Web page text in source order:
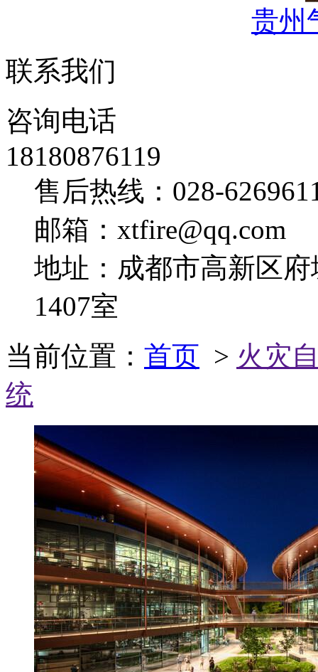
贵州
联系我们
咨询电话
18180876119
售后热线：028-
邮箱：xtfire@qq.com
地址：成都市高新区
1407室
当前位置： 首页 > 火灾
统